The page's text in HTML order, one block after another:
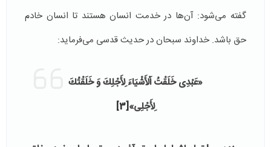
گفته می‌شود: آن‌ها در خدمت انسان هستند تا انسان خادم
حق باشد. خداوند سبحان در حدیث قدسی می‌فرماید:
«عَبْدِی خَلَقْتُ اَلْأَشْيَاءَ لِأَجْلِكَ وَ خَلَقْتُكَ
لِأَجْلِی»[3]